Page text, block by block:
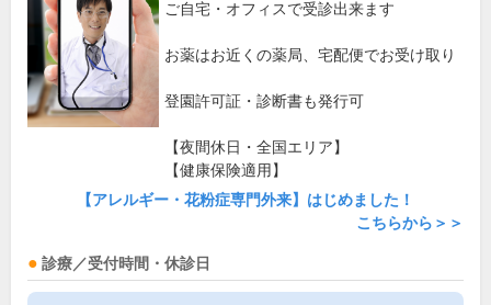
ご自宅・オフィスで受診出来ます
お薬はお近くの薬局、宅配便でお受け取り
登園許可証・診断書も発行可
【夜間休日・全国エリア】
【健康保険適用】
【アレルギー・花粉症専門外来】はじめました！
こちらから＞＞
診療／受付時間・休診日